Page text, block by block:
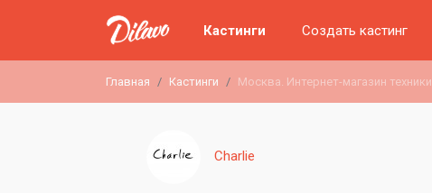
Кастинги Создать кастинг
Главная Кастинги Москва. Интернет-магазин техники
Charlie